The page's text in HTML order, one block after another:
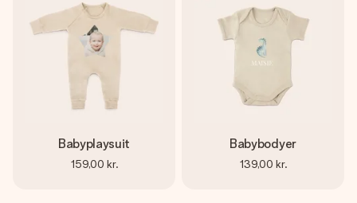
Babyplaysuit
159,00 kr.
Babybodyer
139,00 kr.